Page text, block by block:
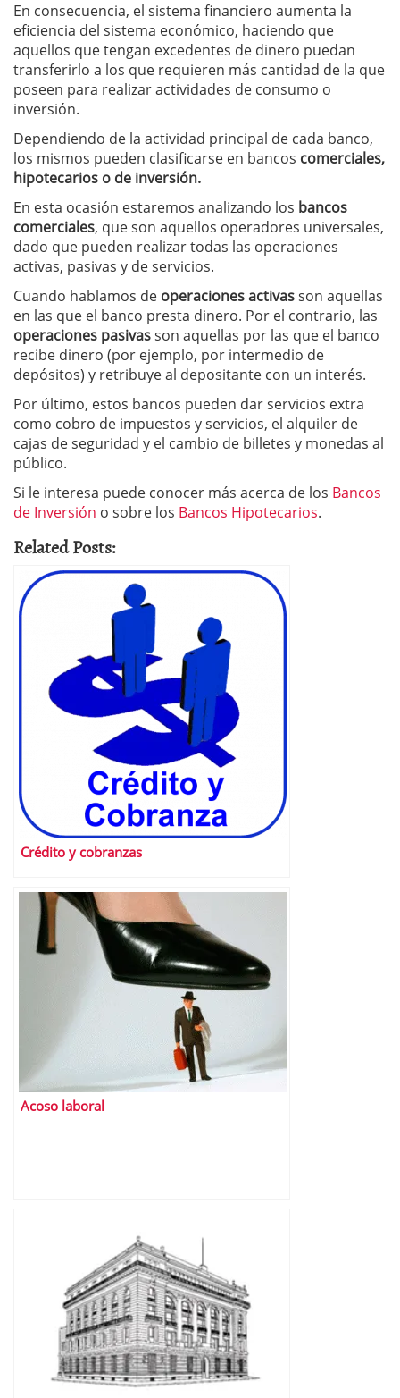
En consecuencia, el sistema financiero aumenta la
eficiencia del sistema económico, haciendo que
aquellos que tengan excedentes de dinero puedan
transferirlo a los que requieren más cantidad de la que
poseen para realizar actividades de consumo o
inversión.
Dependiendo de la actividad principal de cada banco,
los mismos pueden clasificarse en bancos comerciales,
hipotecarios o de inversión.
En esta ocasión estaremos analizando los bancos
comerciales, que son aquellos operadores universales,
dado que pueden realizar todas las operaciones
activas, pasivas y de servicios.
Cuando hablamos de operaciones activasson aquellas
en las que el banco presta dinero. Por el contrario, las
operaciones pasivasson aquellas por las que el banco
recibe dinero (por ejemplo, por intermedio de
depósitos) y retribuye al depositante con un interés.
Por último, estos bancos pueden dar servicios extra
como cobro de impuestos y servicios, el alquiler de
cajas de seguridad y el cambio de billetes y monedas al
público.
Si le interesa puede conocer más acerca de los Bancos
de Inversión o sobre los Bancos Hipotecarios.
Related Posts:
Crédito y cobranzas
Acoso laboral